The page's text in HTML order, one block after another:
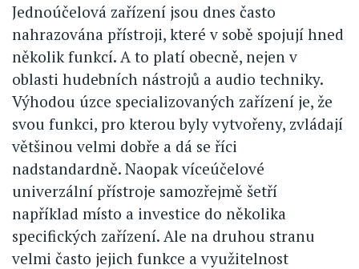
Jednoúčelová zařízení jsou dnes často
nahrazována přístroji, které v sobě spojují hned
několik funkcí. A to platí obecně, nejen v
oblasti hudebních nástrojů a audio techniky.
Výhodou úzce specializovaných zařízení je, že
svou funkci, pro kterou byly vytvořeny, zvládají
většinou velmi dobře a dá se říci
nadstandardně. Naopak víceúčelové
univerzální přístroje samozřejmě šetří
například místo a investice do několika
specifických zařízení. Ale na druhou stranu
velmi často jejich funkce a využitelnost